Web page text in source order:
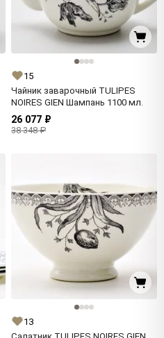
15
Чайник заварочный TULIPES
NOIRES GIEN Шампань 1100 мл.
26 077 ₽
38 348 ₽
13